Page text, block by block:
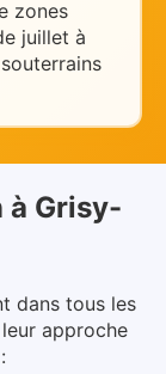
zones
juillet à
à Grisy-
dans tous les
approche